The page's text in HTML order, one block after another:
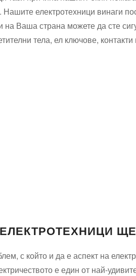
Нашите електротехници винаги
на Ваша страна можете да сте
тела, ел ключове,
с който и да е аспект на
е един от най-